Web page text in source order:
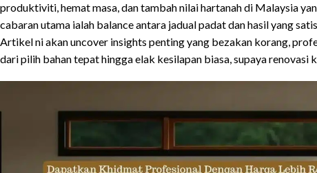
produktiviti, hemat masa, dan tambah nilai hartanah di Malaysia
cabaran utama ialah balance antara jadual padat dan hasil yang
Artikel ni akan uncover insights penting yang bezakan korang,
dari pilih bahan tepat hingga elak kesilapan biasa, supaya renovasi